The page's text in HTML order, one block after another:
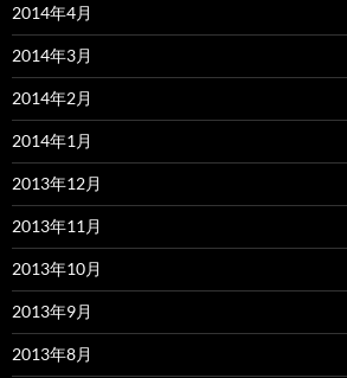
2014年4月
2014年3月
2014年2月
2014年1月
2013年12月
2013年11月
2013年10月
2013年9月
2013年8月